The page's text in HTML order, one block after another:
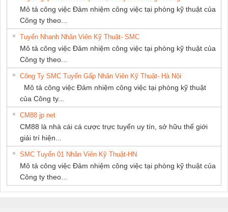
Mô tả công việc Đảm nhiệm công việc tại phòng kỹ thuật của
Công ty theo...
Tuyển Nhanh Nhân Viên Kỹ Thuật- SMC
Mô tả công việc Đảm nhiệm công việc tại phòng kỹ thuật của
Công ty theo...
Công Ty SMC Tuyển Gấp Nhân Viên Kỹ Thuật- Hà Nội
Mô tả công việc Đảm nhiệm công việc tại phòng kỹ thuật
của Công ty...
CM88 jp net
CM88 là nhà cái cá cược trực tuyến uy tín, sở hữu thế giới
giải trí hiện...
SMC Tuyển 01 Nhân Viên Kỹ Thuật-HN
Mô tả công việc Đảm nhiệm công việc tại phòng kỹ thuật của
Công ty theo...